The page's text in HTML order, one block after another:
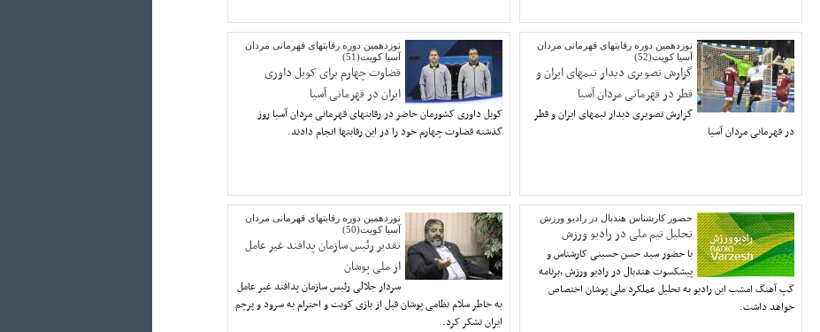
نوزدهمین دوره رقابتهای قهرمانی مردان
آسیا کویت(52)
گزارش تصویری دیدار تیمهای ایران و
قطر در قهرمانی مردان آسیا
گزارش تصویری دیدار تیمهای ایران و قطر
در قهرمانی مردان آسیا
نوزدهمین دوره رقابتهای قهرمانی مردان
آسیا کویت(51)
قضاوت چهارم برای کوبل داوری
ایران در قهرمانی آسیا
کوبل داوری کشورمان حاضر در رقابتهای قهرمانی مردان آسیا روز
گذشته قضاوت چهارم خود را در این رقابتها انجام دادند.
حضور کارشناس هندبال در رادیو ورزش
تحلیل تیم ملی در رادیو ورزش
با حضور سید حسن حسینی کارشناس و
پیشکسوت هندبال در رادیو ورزش ،برنامه
گپ آهنگ امشب این رادیو به تحلیل عملکرد ملی پوشان اختصاص
خواهد داشت.
نوزدهمین دوره رقابتهای قهرمانی مردان
آسیا کویت(50)
تقدیر رئیس سازمان پدافند غیر عامل
از ملی پوشان
سردار جلالی رئیس سازمان پدافند غیر عامل
به خاطر سلام نظامی پوشان قبل از بازی کویت و احترام به سرود و پرچم
ایران تشکر کرد.